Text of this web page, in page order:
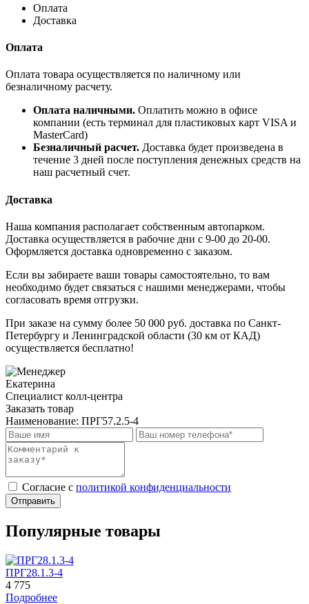
Оплата
Доставка
Оплата
Оплата товара осуществляется по наличному или
безналичному расчету.
Оплата наличными. Оплатить можно в офисе
компании (есть терминал для пластиковых карт VISA и
MasterCard)
Безналичный расчет. Доставка будет произведена в
течение 3 дней после поступления денежных средств на
наш расчетный счет.
Доставка
Наша компания располагает собственным автопарком.
Доставка осуществляется в рабочие дни с 9-00 до 20-00.
Оформляется доставка одновременно с заказом.
Если вы забираете ваши товары самостоятельно, то вам
необходимо будет связаться с нашими менеджерами, чтобы
согласовать время отгрузки.
При заказе на сумму более 50 000 руб. доставка по Санкт-
Петербургу и Ленинградской области (30 км от КАД)
осуществляется бесплатно!
Екатерина
Специалист колл-центра
Заказать товар
Наименование: ПРГ57.2.5-4
Cогласие с политикой конфиденциальности
Отправить
Популярные товары
ПРГ28.1.3-4
4 775
Подробнее